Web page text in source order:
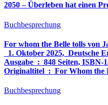
2050 – Überleben hat einen
Buchbesprechung
For whom the Belle tolls von
1. Oktober 2025, ‎ Deutsche
Ausgabe ‏ : ‎ 848 Seiten, ISBN-13 ‏ : ‎ 978-3764533694,
Originaltitel ‏ : ‎ For
Buchbesprechung